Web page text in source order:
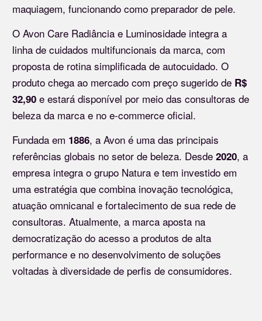
maquiagem, funcionando como preparador de pele.
O Avon Care Radiância e Luminosidade integra a
linha de cuidados multifuncionais da marca, com
proposta de rotina simplificada de autocuidado. O
produto chega ao mercado com preço sugerido de R$
32,90 e estará disponível por meio das consultoras de
beleza da marca e no e-commerce oficial.
Fundada em 1886, a Avon é uma das principais
referências globais no setor de beleza. Desde 2020, a
empresa integra o grupo Natura e tem investido em
uma estratégia que combina inovação tecnológica,
atuação omnicanal e fortalecimento de sua rede de
consultoras. Atualmente, a marca aposta na
democratização do acesso a produtos de alta
performance e no desenvolvimento de soluções
voltadas à diversidade de perfis de consumidores.